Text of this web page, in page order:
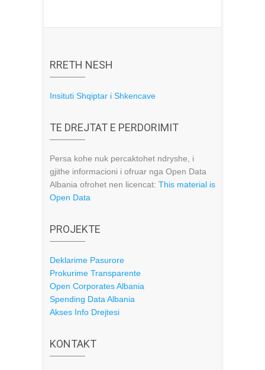
RRETH NESH
Insituti Shqiptar i Shkencave
TE DREJTAT E PERDORIMIT
Persa kohe nuk percaktohet ndryshe, i
gjithe informacioni i ofruar nga Open Data
Albania ofrohet nen licencat: This material is
Open Data
PROJEKTE
Deklarime Pasurore
Prokurime Transparente
Open Corporates Albania
Spending Data Albania
Akses Info Drejtesi
KONTAKT